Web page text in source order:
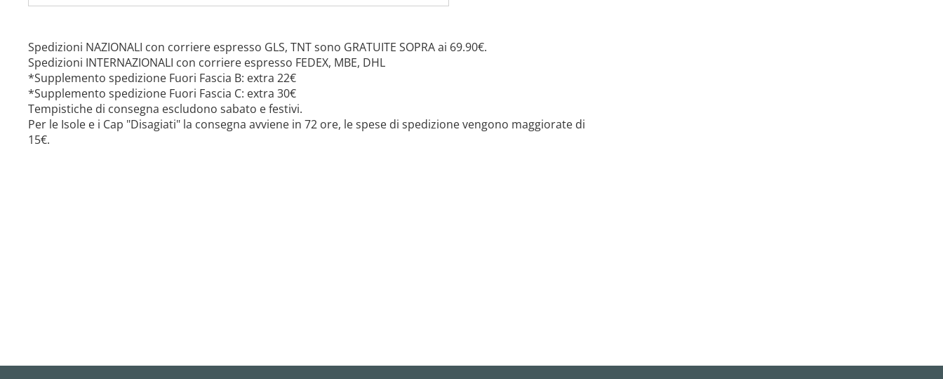
Spedizioni NAZIONALI con corriere espresso GLS, TNT sono GRATUITE SOPRA ai 69.90€.
Spedizioni INTERNAZIONALI con corriere espresso FEDEX, MBE, DHL
*Supplemento spedizione Fuori Fascia B: extra 22€
*Supplemento spedizione Fuori Fascia C: extra 30€
Tempistiche di consegna escludono sabato e festivi.
Per le Isole e i Cap "Disagiati" la consegna avviene in 72 ore, le spese di spedizione vengono maggiorate di
15€.